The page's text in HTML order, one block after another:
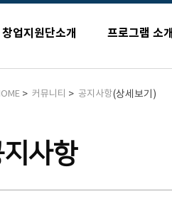
창업지원단소개 프로그램 소개
사항
> 커뮤니티 > 공지사항(상세보기)